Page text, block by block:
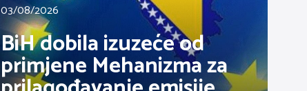
03/08/2026
BiH dobila izuzeće od
primjene Mehanizma za